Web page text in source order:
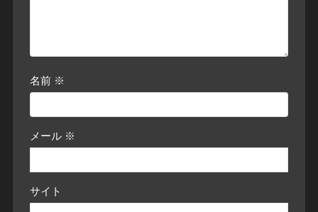
名前 ※
メール ※
サイト